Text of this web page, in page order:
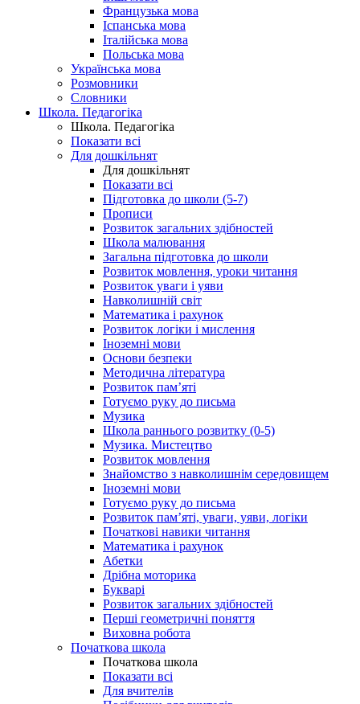
Французька мова
Іспанська мова
Італійська мова
Польська мова
Українська мова
Розмовники
Словники
Школа. Педагогіка
Школа. Педагогіка
Показати всі
Для дошкільнят
Для дошкільнят
Показати всі
Підготовка до школи (5-7)
Прописи
Розвиток загальних здібностей
Школа малювання
Загальна підготовка до школи
Розвиток мовлення, уроки читання
Розвиток уваги і уяви
Навколишній світ
Математика і рахунок
Розвиток логіки і мислення
Іноземні мови
Основи безпеки
Методична література
Розвиток пам’яті
Готуємо руку до письма
Музика
Школа раннього розвитку (0-5)
Музика. Мистецтво
Розвиток мовлення
Знайомство з навколишнім середовищем
Іноземні мови
Готуємо руку до письма
Розвиток пам’яті, уваги, уяви, логіки
Початкові навики читання
Математика і рахунок
Абетки
Дрібна моторика
Букварі
Розвиток загальних здібностей
Перші геометричні поняття
Виховна робота
Початкова школа
Початкова школа
Показати всі
Для вчителів